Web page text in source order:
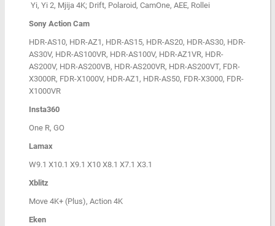
Yi, Yi 2, Mjija 4K; Drift, Polaroid, CamOne, AEE, Rollei
Sony Action Cam
HDR-AS10, HDR-AZ1, HDR-AS15, HDR-AS20, HDR-AS30, HDR-
AS30V, HDR-AS100VR, HDR-AS100V, HDR-AZ1VR, HDR-
AS200V, HDR-AS200VB, HDR-AS200VR, HDR-AS200VT, FDR-
X3000R, FDR-X1000V, HDR-AZ1, HDR-AS50, FDR-X3000, FDR-
X1000VR
Insta360
One R, GO
Lamax
W9.1 X10.1 X9.1 X10 X8.1 X7.1 X3.1
Xblitz
Move 4K+ (Plus), Action 4K
Eken